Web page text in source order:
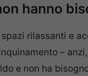
hanno
rilassanti e
–
e non ha